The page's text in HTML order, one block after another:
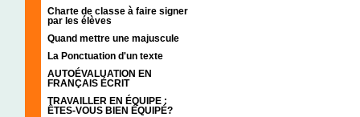
Charte de classe à faire signer
par les élèves
Quand mettre une majuscule
La Ponctuation d'un texte
AUTOÉVALUATION EN
FRANÇAIS ÉCRIT
TRAVAILLER EN ÉQUIPE :
ÊTES-VOUS BIEN ÉQUIPÉ?